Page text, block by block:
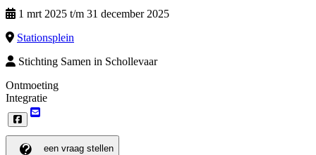
1 mrt 2025 t/m 31 december 2025
Stationsplein
Stichting Samen in Schollevaar
Ontmoeting
Integratie
een vraag stellen